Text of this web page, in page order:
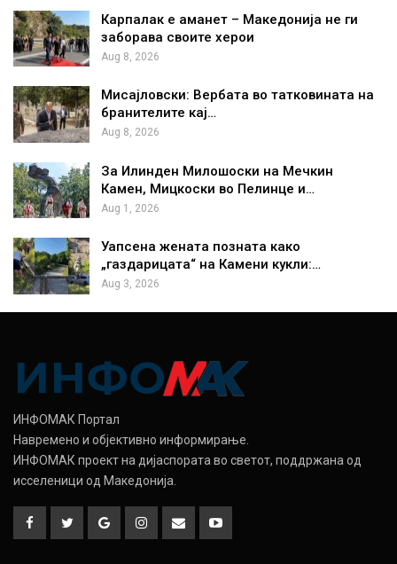
Карпалак е аманет – Македонија не ги
заборава своите херои
Aug 8, 2026
Мисајловски: Вербата во татковината на
бранителите кај…
Aug 8, 2026
За Илинден Милошоски на Мечкин
Камен, Мицкоски во Пелинце и…
Aug 1, 2026
Уапсена жената позната како
„газдарицата“ на Камени кукли:…
Aug 3, 2026
ИНФОМАК Портал
Навремено и објективно информирање.
ИНФОМАК проект на дијаспората во светот, поддржана од
исселеници од Македонија.